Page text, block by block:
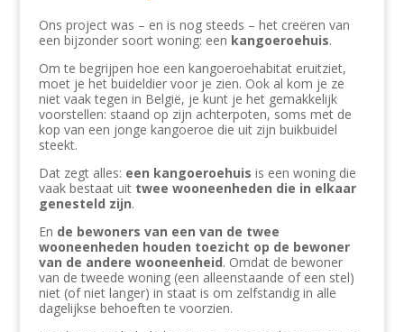
Ons project was – en is nog steeds – het creëren van
een bijzonder soort woning: een kangoeroehuis.
Om te begrijpen hoe een kangoeroehabitat eruitziet,
moet je het buideldier voor je zien. Ook al kom je ze
niet vaak tegen in België, je kunt je het gemakkelijk
voorstellen: staand op zijn achterpoten, soms met de
kop van een jonge kangoeroe die uit zijn buikbuidel
steekt.
Dat zegt alles: een kangoeroehuis is een woning die
vaak bestaat uit twee wooneenheden die in elkaar
genesteld zijn.
En de bewoners van een van de twee
wooneenheden houden toezicht op de bewoner
van de andere wooneenheid. Omdat de bewoner
van de tweede woning (een alleenstaande of een stel)
niet (of niet langer) in staat is om zelfstandig in alle
dagelijkse behoeften te voorzien.